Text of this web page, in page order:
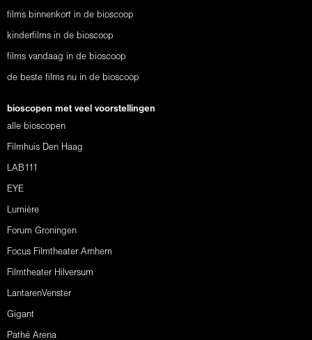
films binnenkort in de bioscoop
kinderfilms in de bioscoop
films vandaag in de bioscoop
de beste films nu in de bioscoop
bioscopen met veel voorstellingen
alle bioscopen
Filmhuis Den Haag
LAB111
EYE
Lumière
Forum Groningen
Focus Filmtheater Arnhem
Filmtheater Hilversum
LantarenVenster
Gigant
Pathé Arena